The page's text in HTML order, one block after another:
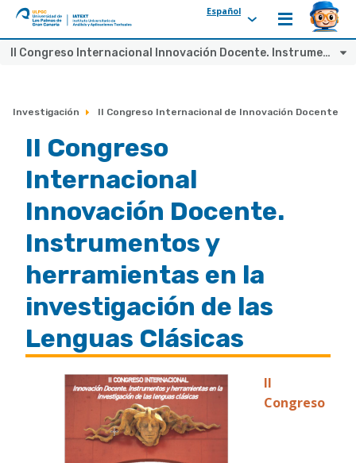
ULPGC
Ir
de
Español
II Congreso Internacional Innovación Docente. Instrumentos y herramientas en la investigación de las Lenguas Clásicas
Investigación II Congreso Internacional de Innovación Docente
II Congreso
Internacional
Innovación Docente.
Instrumentos y
herramientas en la
investigación de las
Lenguas Clásicas
II
Congreso